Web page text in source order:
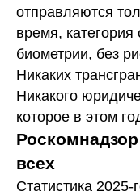
отправляются
время, категория
биометрии, без
Никаких
Никакого
которое в этом
всех
Статистика 2025-